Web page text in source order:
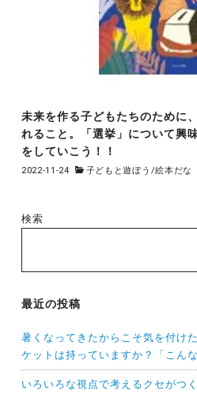
未来を作る子どもたちのために
れること。「選挙」について興
をしていこう！！
2022-11-24 子どもと遊ぼう /絵本だな
検索
最近の投稿
暑くなってきたからこそ気を付け
ケットは持っていますか？「こん
いろいろな視点で考えるクセがつ